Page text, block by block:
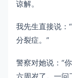
谅解。
我先生直接说：
分裂症。”
警察对她说：“